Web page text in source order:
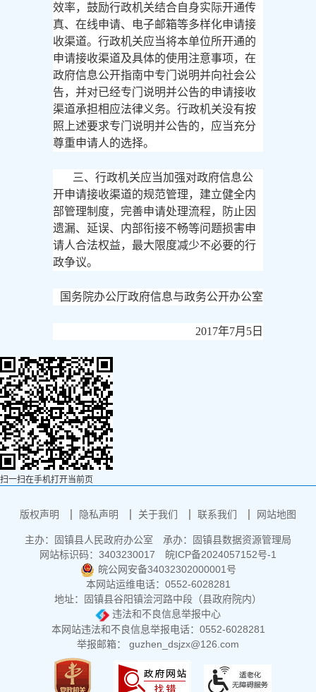
效率，鼓励行政机关结合自身实际开通传
真、在线申请、电子邮箱等多样化申请接
收渠道。行政机关应当将本单位所开通的
申请接收渠道及具体的使用注意事项，在
政府信息公开指南中专门说明并向社会公
告，并对已经专门说明并公告的申请接收
渠道承担相应法律义务。行政机关没有按
照上述要求专门说明并公告的，应当充分
尊重申请人的选择。
三、行政机关应当加强对政府信息公
开申请接收渠道的规范管理，建立健全内
部管理制度，完善申请处理流程，防止因
遗漏、延误、内部衔接不畅等问题损害申
请人合法权益，最大限度减少不必要的行
政争议。
国务院办公厅政府信息与政务公开办公室
2017年7月5日
扫一扫在手机打开当前页
版权声明 隐私声明 关于我们 联系我们 网站地图
主办：固镇县人民政府办公室
承办：固镇县数据资源管理局
网站标识码：3403230017
皖ICP备2024057152号-1
皖公网安备34032302000001号
本网站运维电话：0552-6028281
地址：固镇县谷阳镇浍河路中段（县政府院内）
违法和不良信息举报中心
本网站违法和不良信息举报电话：0552-6028281
举报邮箱： guzhen_dsjzx@126.com